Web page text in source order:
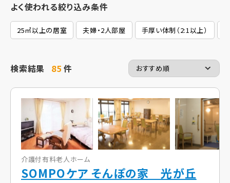
よく使われる絞り込み条件
25㎡以上の居室 夫婦・2人部屋 手厚い体制（2:1以上）
検索結果 85件
介護付有料老人ホーム
SOMPOケア そんぽの家 光が丘